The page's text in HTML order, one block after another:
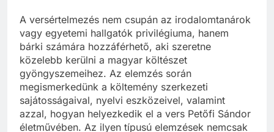
A versértelmezés nem csupán az irodalomtanárok
vagy egyetemi hallgatók privilégiuma, hanem
bárki számára hozzáférhető, aki szeretne
közelebb kerülni a magyar költészet
gyöngyszemeihez. Az elemzés során
megismerkedünk a költemény szerkezeti
sajátosságaival, nyelvi eszközeivel, valamint
azzal, hogyan helyezkedik el a vers Petőfi Sándor
életművében. Az ilyen típusú elemzések nemcsak